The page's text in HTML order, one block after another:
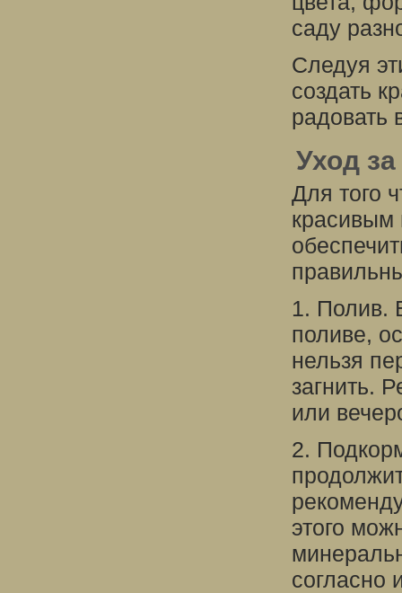
саду
Следуя
создать
радовать
Уход
Для того
красивым
1. Полив.
поливе,
нельзя
загнить.
или
2.
этого
согласно